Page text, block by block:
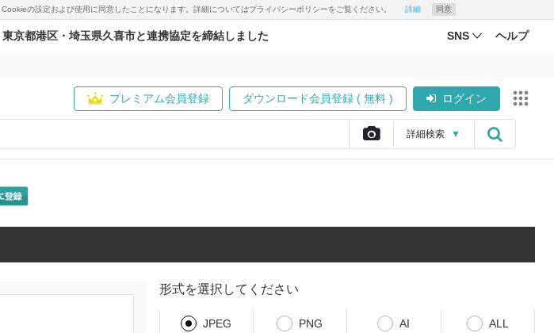
の設定および使用に同意したことになります。詳細についてはプライバシーポリシーをご覧ください。 詳細 同意
京都港区・埼玉県久喜市と連携協定を締結しました SNS ヘルプ
プレミアム会員登録 ダウンロード会員登録 ( 無料 ) ログイン
詳細検索 ▼
形式を選択してください
JPEG PNG AI ALL